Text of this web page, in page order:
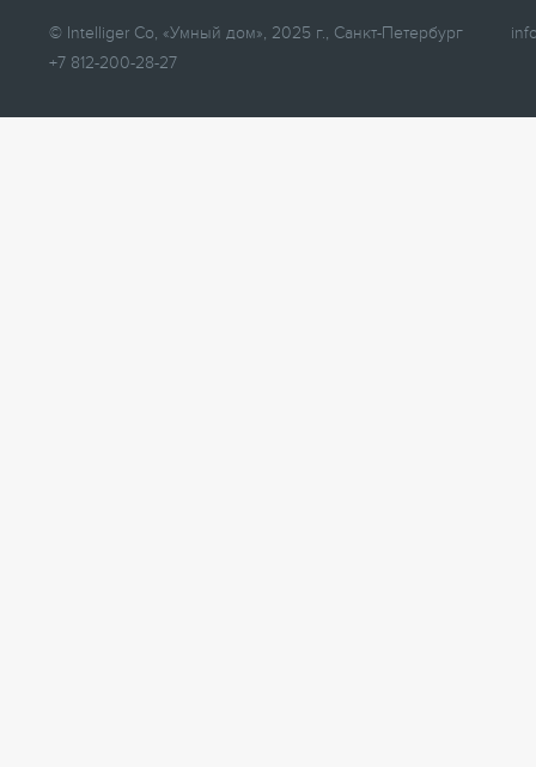
© Intelliger Co, «Умный дом», 2025 г., Санкт-Петербург
+7 812-200-28-27